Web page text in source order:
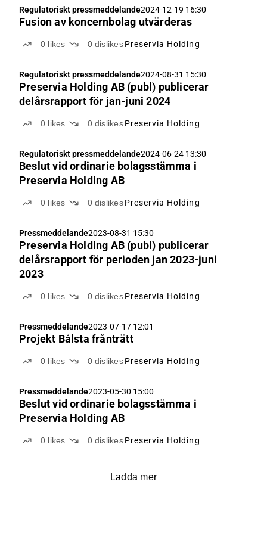
Regulatoriskt pressmeddelande2024-12-19 16:30
Fusion av koncernbolag utvärderas
0 likes 0 dislikes Preservia Holding
Regulatoriskt pressmeddelande2024-08-31 15:30
Preservia Holding AB (publ) publicerar
delårsrapport för jan-juni 2024
0 likes 0 dislikes Preservia Holding
Regulatoriskt pressmeddelande2024-06-24 13:30
Beslut vid ordinarie bolagsstämma i
Preservia Holding AB
0 likes 0 dislikes Preservia Holding
Pressmeddelande2023-08-31 15:30
Preservia Holding AB (publ) publicerar
delårsrapport för perioden jan 2023-juni
2023
0 likes 0 dislikes Preservia Holding
Pressmeddelande2023-07-17 12:01
Projekt Bålsta frånträtt
0 likes 0 dislikes Preservia Holding
Pressmeddelande2023-05-30 15:00
Beslut vid ordinarie bolagsstämma i
Preservia Holding AB
0 likes 0 dislikes Preservia Holding
Ladda mer